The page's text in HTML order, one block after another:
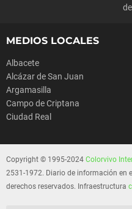
MEDIOS LOCALES
Albacete
Alcázar de San Juan
Argamasilla
Campo de Criptana
Ciudad Real
Copyright © 1995-2024 Colorvivo
2531-1972. Diario de información en
derechos reservados. Infraestructura